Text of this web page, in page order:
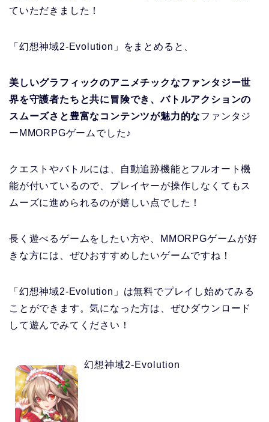
ていただきました！
「幻想神域2-Evolution」 をまとめると、
美しいグラフィックのアニメチックなファンタジー世
界を守護者たちと共に冒険でき、バトルアクションの
スムーズさと豊富なコンテンツが魅力的なファンタジ
ーMMORPGゲームでした♪
クエストやバトルには、自動追跡機能とフルオート機
能が付いているので、プレイヤーが操作しなくてもス
ムーズに進められるのが嬉しい点でした！
長く遊べるゲームをしたい方や、MMORPGゲームが好
きな方には、ぜひおすすめしたいゲームですね！
「幻想神域2-Evolution」 は無料でプレイし始めてみる
ことができます。気になった方は、ぜひダウンロード
して遊んでみてください！
幻想神域2-Evolution